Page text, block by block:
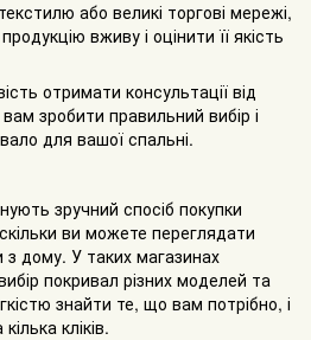
або великі торгові мережі,
вживу і оцінити її якість
отримати консультації від
зробити правильний вибір і
для вашої спальні.
зручний спосіб покупки
ви можете переглядати
дому. У таких магазинах
покривал різних моделей та
знайти те, що вам потрібно, і
кліків.